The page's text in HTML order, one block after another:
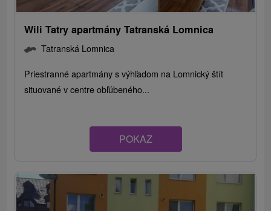
Wili Tatry apartmány Tatranská Lomnica
Tatranská Lomnica
Priestranné apartmány s výhľadom na Lomnický štít
situované v centre obľúbeného...
POKAZ